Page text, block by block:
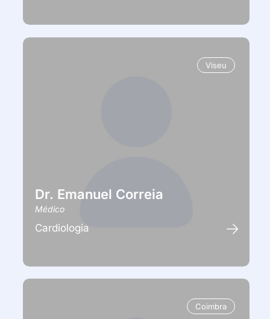
Viseu
Dr. Emanuel Correia
Médico
Cardiologia
Coimbra